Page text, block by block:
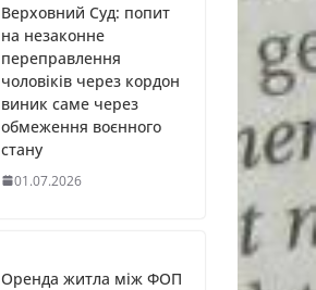
Верховний Суд: попит
на незаконне
переправлення
чоловіків через кордон
виник саме через
обмеження воєнного
стану
01.07.2026
Оренда житла між ФОП